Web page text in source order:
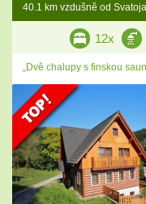
40.1 km vzdušně od
12x
„Dvě chalupy s finskou